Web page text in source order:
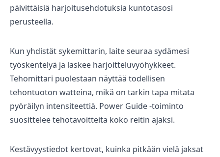
päivittäisiä harjoitusehdotuksia kuntotasosi
perusteella.
Kun yhdistät sykemittarin, laite seuraa sydämesi
työskentelyä ja laskee harjoitteluvyöhykkeet.
Tehomittari puolestaan näyttää todellisen
tehontuoton watteina, mikä on tarkin tapa mitata
pyöräilyn intensiteettiä. Power Guide -toiminto
suosittelee tehotavoitteita koko reitin ajaksi.
Kestävyystiedot kertovat, kuinka pitkään vielä jaksat